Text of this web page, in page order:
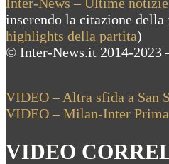
inserendo la citazione della
highlights della partita)
© Inter-News.it 2014-
Navigazione
articoli
Previous
Post:
VIDEO – Altra sfida a San
Next
VIDEO – Milan-Inter
VIDEO